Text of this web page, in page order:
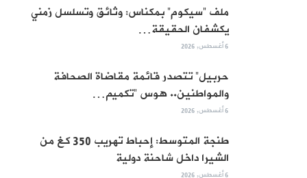
ملف “سيكوم” بمكناس: وثائق وتسلسل زمني
يكشفان الحقيقة…
6 أغسطس, 2026
حربيل” تتصدر قائمة مقاضاة الصحافة
والمواطنين.. هوس “تكميم…
6 أغسطس, 2026
طنجة المتوسط: إحباط تهريب 350 كغ من
الشيرا داخل شاحنة دولية
6 أغسطس, 2026